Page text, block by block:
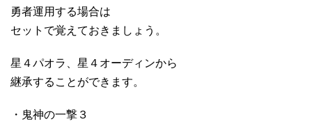
勇者運用する場合は
セットで覚えておきましょう。
星４パオラ、星４オーディンから
継承することができます。
・鬼神の一撃３